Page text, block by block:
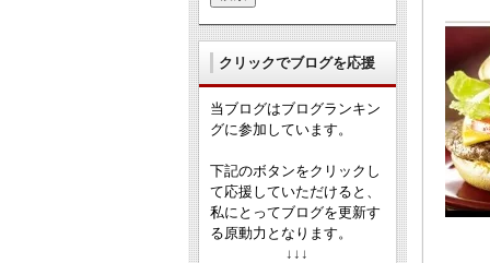
クリックでブログを応援
当ブログはブログランキン
グに参加しています。
下記のボタンをクリックし
て応援していただけると、
私にとってブログを更新す
る原動力となります。
↓↓↓